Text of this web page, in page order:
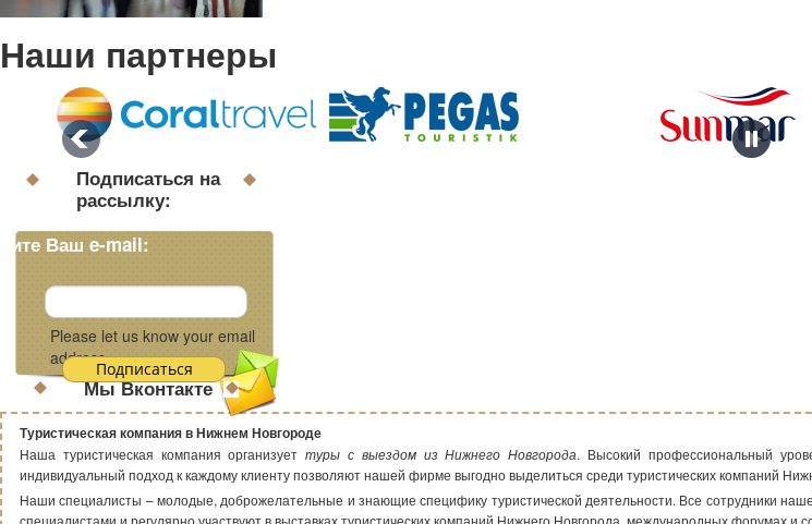
Наши партнеры
Подписаться на
рассылку:
Ваш e-mail:
Please let us know your email
address.
Мы Вконтакте
Туристическая компания в Нижнем Новгороде
Наша туристическая компания организуеттуры с выездом из Нижнего Новгорода. Высокий профессиональный
индивидуальный подход к каждому клиенту позволяют нашей фирме выгодно выделиться среди туристических компаний
Наши специалисты – молодые, доброжелательные и знающие специфику туристической деятельности. Все сотрудники
специалистами и регулярно участвуют в выставках туристических компаний Нижнего Новгорода, международных форумах